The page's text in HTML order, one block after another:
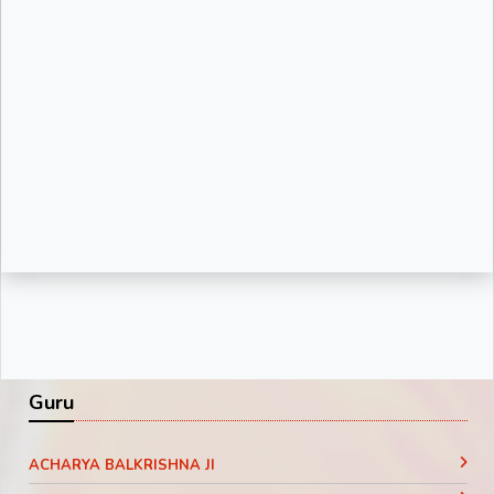
Guru
ACHARYA BALKRISHNA JI